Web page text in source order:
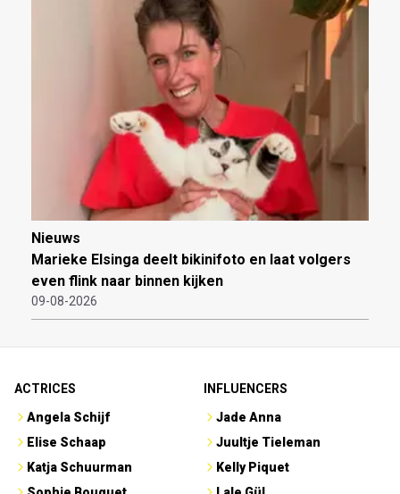
Nieuws
Marieke Elsinga deelt bikinifoto en laat volgers
even flink naar binnen kijken
09-08-2026
ACTRICES
Angela Schijf
Elise Schaap
Katja Schuurman
INFLUENCERS
Jade Anna
Juultje Tieleman
Kelly Piquet